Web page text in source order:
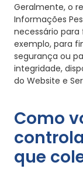
Geralmente, o
Informações
necessário para
exemplo, para
segurança ou
integridade,
do Website e
Como
que